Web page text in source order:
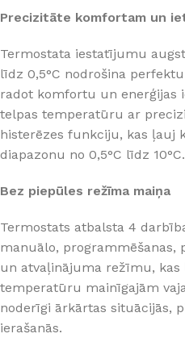
Precizitāte komfortam un
Termostata iestatījumu
līdz 0,5°C nodrošina
radot komfortu un enerģijas
telpas temperatūru ar
histerēzes funkciju, kas ļauj
diapazonu no 0,5°C līdz 10°C.
Bez piepūles režīma maiņa
Termostats atbalsta 4
manuālo, programmēšanas,
un atvaļinājuma režīmu,
temperatūru mainīgajām
noderīgi ārkārtas situācijās,
ierašanās.